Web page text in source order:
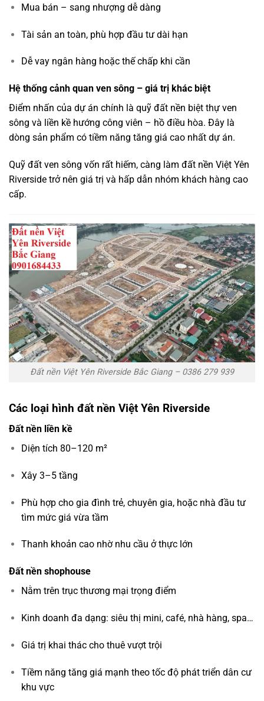
Mua bán – sang nhượng dễ dàng
Tài sản an toàn, phù hợp đầu tư dài hạn
Dễ vay ngân hàng hoặc thế chấp khi cần
Hệ thống cảnh quan ven sông – giá trị khác biệt
Điểm nhấn của dự án chính là quỹ đất nền biệt thự ven
sông và liền kề hướng công viên – hồ điều hòa. Đây là
dòng sản phẩm có tiềm năng tăng giá cao nhất dự án.
Quỹ đất ven sông vốn rất hiếm, càng làm đất nền Việt Yên
Riverside trở nên giá trị và hấp dẫn nhóm khách hàng cao
cấp.
Đất nền Việt Yên Riverside Bắc Giang – 0386 279 939
Các loại hình đất nền Việt Yên Riverside
Đất nền liền kề
Diện tích 80–120 m²
Xây 3–5 tầng
Phù hợp cho gia đình trẻ, chuyên gia, hoặc nhà đầu tư
tìm mức giá vừa tầm
Thanh khoản cao nhờ nhu cầu ở thực lớn
Đất nền shophouse
Nằm trên trục thương mại trọng điểm
Kinh doanh đa dạng: siêu thị mini, café, nhà hàng, spa…
Giá trị khai thác cho thuê vượt trội
Tiềm năng tăng giá mạnh theo tốc độ phát triển dân cư
khu vực